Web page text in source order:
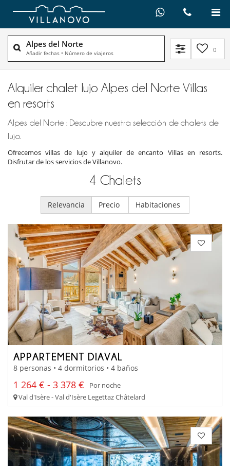
Alpes del Norte
Añadir fechas • Número de viajeros 0
Alquiler chalet lujo Alpes del Norte Villas
en resorts
Alpes del Norte : Descubre nuestra selección de chalets de
lujo.
Ofrecemos villas de lujo y alquiler de encanto Villas en resorts.
Disfrutar de los servicios de Villanovo.
4 Chalets
Relevancia Precio Habitaciones
APPARTEMENT DIAVAL
8 personas • 4 dormitorios • 4 baños
1 264 € - 3 378 €
Por noche
Val d'Isère - Val d'Isère Legettaz Châtelard